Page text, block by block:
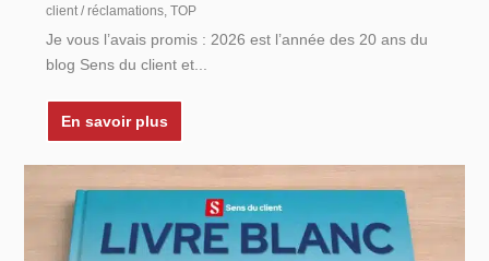
client / réclamations ,TOP
Je vous l’avais promis : 2026 est l’année des 20 ans du
blog Sens du client et...
En savoir plus